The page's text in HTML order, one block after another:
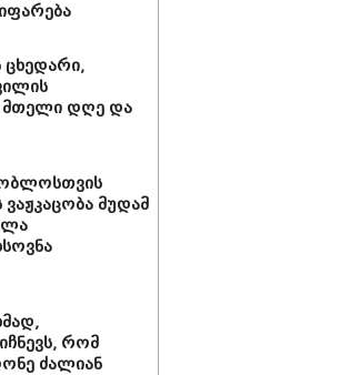
ცხედარი,
მთელი დღე და
მუდამ
რომ
ძალიან